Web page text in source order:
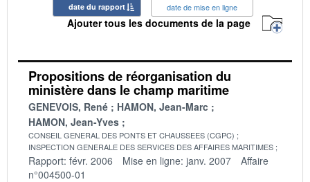
date du rapport date de mise en ligne
Ajouter tous les documents de la page
Propositions de réorganisation du
ministère dans le champ maritime
GENEVOIS, René
HAMON, Jean-Marc
HAMON, Jean-Yves
CONSEIL GENERAL DES PONTS ET CHAUSSEES (CGPC)
INSPECTION GENERALE DES SERVICES DES AFFAIRES MARITIMES
Rapport: févr. 2006 Mise en ligne: janv. 2007
Affaire
n°004500-01